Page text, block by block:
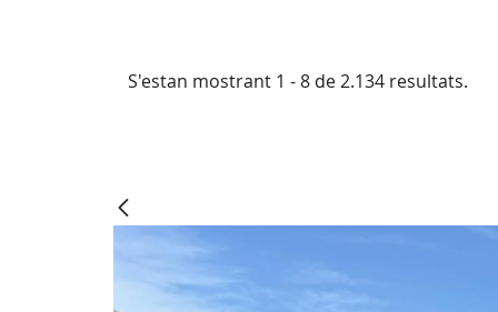
S'estan mostrant 1 - 8 de 2.134 resultats.